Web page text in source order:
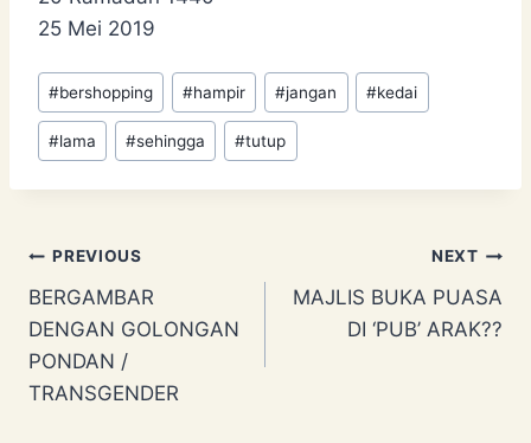
25 Mei 2019
Post
Tags:
#bershopping #hampir #jangan #kedai
#lama #sehingga #tutup
Post
navigation
PREVIOUS
BERGAMBAR
DENGAN GOLONGAN
PONDAN /
TRANSGENDER
NEXT
MAJLIS BUKA PUASA
DI ‘PUB’ ARAK??